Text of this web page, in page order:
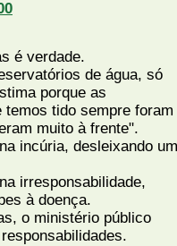
é verdade.
de água, só
porque as
temos tido sempre foram
muito à frente".
incúria, desleixando um
irresponsabilidade,
à doença.
o ministério público